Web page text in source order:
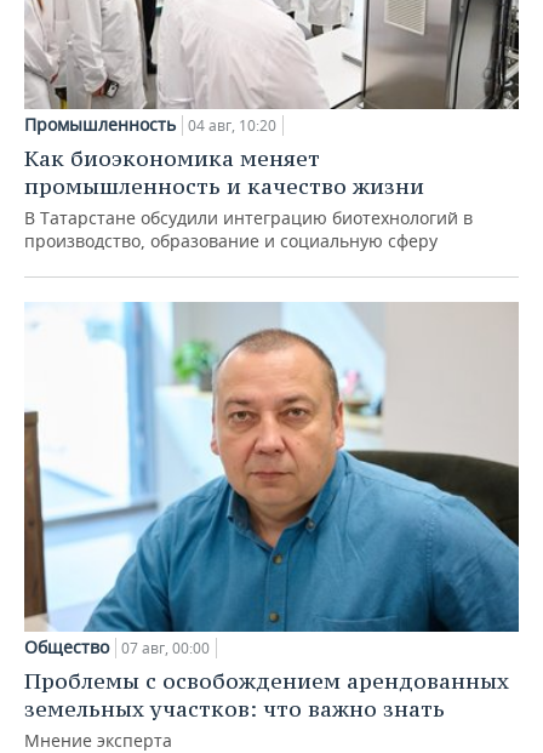
Промышленность 04 авг, 10:20
Как биоэкономика меняет
промышленность и качество жизни
В Татарстане обсудили интеграцию биотехнологий в
производство, образование и социальную сферу
Общество 07 авг, 00:00
Проблемы с освобождением арендованных
земельных участков: что важно знать
Мнение эксперта